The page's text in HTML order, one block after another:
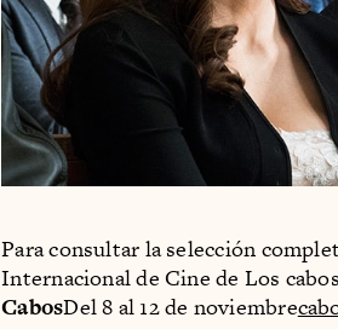
Para consultar la selección
Internacional de Cine de Los
CabosDel 8 al 12 de noviembre